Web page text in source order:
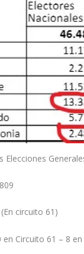
circuito 61)
en Circuito 61 – 8